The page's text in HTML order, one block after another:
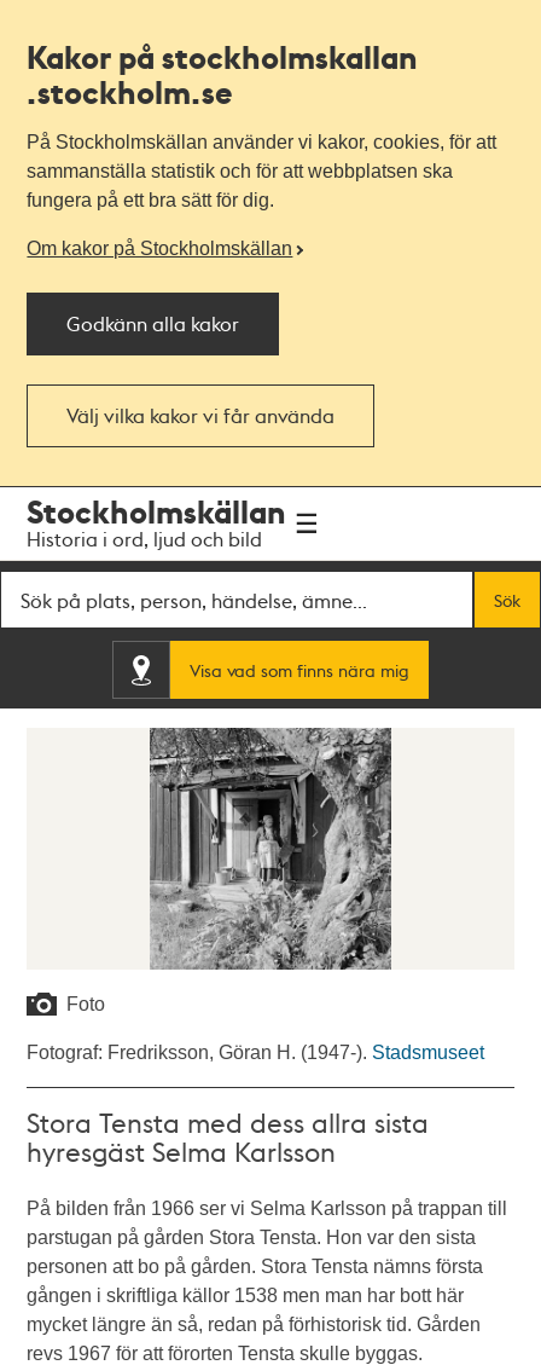
Kakor på stockholmskallan
.stockholm.se
På Stockholmskällan använder vi kakor, cookies, för att
sammanställa statistik och för att webbplatsen ska
fungera på ett bra sätt för dig.
Om kakor på Stockholmskällan
Godkänn alla kakor
Välj vilka kakor vi får använda
navigationen
huvudinnehållet
Stockholmskällan
Historia i ord, ljud och bild
Sök
Visa vad som finns nära mig
Foto
Fotograf: Fredriksson, Göran H. (1947-). Stadsmuseet
Stora Tensta med dess allra sista
hyresgäst Selma Karlsson
På bilden från 1966 ser vi Selma Karlsson på trappan till
parstugan på gården Stora Tensta. Hon var den sista
personen att bo på gården. Stora Tensta nämns första
gången i skriftliga källor 1538 men man har bott här
mycket längre än så, redan på förhistorisk tid. Gården
revs 1967 för att förorten Tensta skulle byggas.